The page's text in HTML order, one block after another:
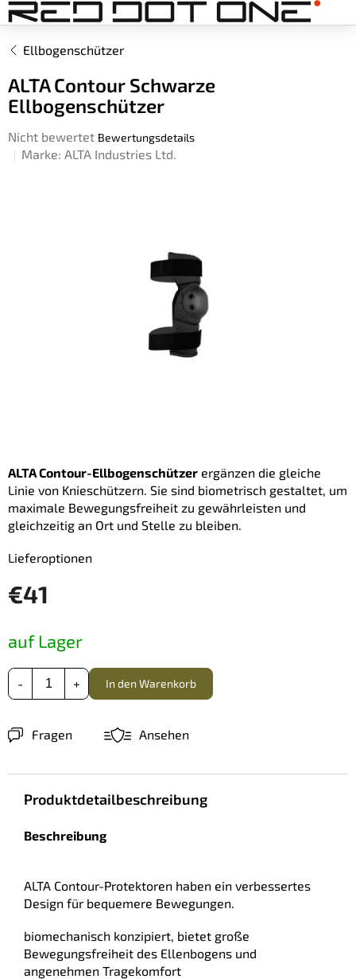
Zum
Inhalt
springenEllbogenschützer
ALTA Contour Schwarze
Ellbogenschützer
Die
durchschnittliche
Nicht bewertet Bewertungsdetails
Marke: ALTA Industries Ltd.
€41
auf Lager
Lieferoptionen
In den Warenkorb
ALTA Contour-Ellbogenschützer ergänzen die gleiche
Linie von Knieschützern. Sie sind biometrisch gestaltet, um
maximale Bewegungsfreiheit zu gewährleisten und
gleichzeitig an Ort und Stelle zu bleiben.
Fragen Ansehen
Produktdetailbeschreibung
Beschreibung
ALTA Contour-Protektoren haben ein verbessertes
Design für bequemere Bewegungen.
biomechanisch konzipiert, bietet große
Bewegungsfreiheit des Ellenbogens und
angenehmen Tragekomfort